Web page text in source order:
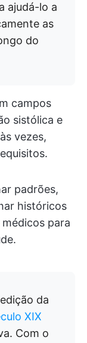
ajudá-lo a
as
do
campos
sistólica e
vezes,
padrões,
históricos
para
da
XIX
Com o